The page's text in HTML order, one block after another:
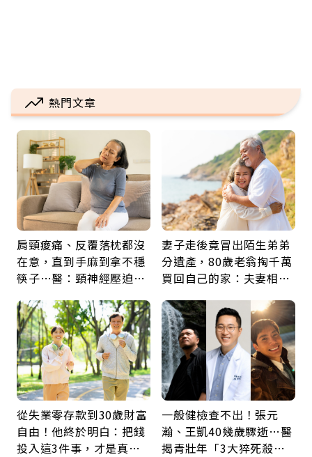
熱門文章
肩頸痠痛、反覆落枕都沒
在意，直到手麻到拿不穩
筷子…醫：頸神經壓迫上
鍵
妻子走後竟冒出陌生弟弟
分遺產，80歲老翁掏千萬
買回自己的家：夫妻相守
從失業零存款到30歲財富
自由！他終於明白：把錢
投入這3件事，才是真正
一般健檢查不出！張元
瀚、王凱40幾歲驟逝…醫
揭青壯年「3大猝死殺